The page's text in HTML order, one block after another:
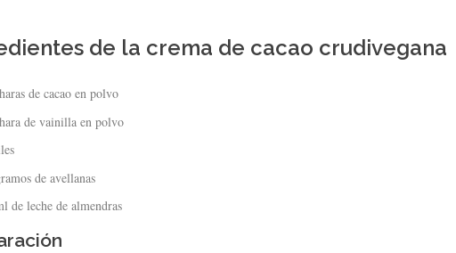
de la crema de cacao crudivegana
de cacao en polvo
de vainilla en polvo
de avellanas
de leche de almendras